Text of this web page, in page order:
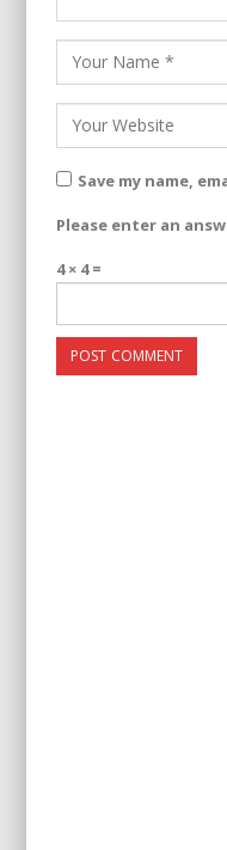
Save my name,
Please enter an
4 × 4 =